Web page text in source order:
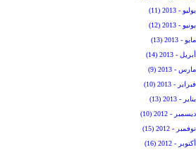
يوليو - 2013 (11)
يونيو - 2013 (12)
مايو - 2013 (13)
أبريل - 2013 (14)
مارس - 2013 (9)
فبراير - 2013 (10)
يناير - 2013 (13)
ديسمبر - 2012 (10)
نوفمبر - 2012 (15)
أكتوبر - 2012 (16)